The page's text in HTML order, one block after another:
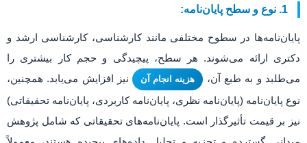
1. نوع و سطح پایان‌نامه:
پایان‌نامه‌ها در سطوح مختلفی مانند کارشناسی، کارشناسی ارشد و
دکتری ارائه می‌شوند. هر سطح، پیچیدگی و حجم کار بیشتری را
می‌طلبد و به طبع آن،
هزینه انجام آن
نیز افزایش می‌یابد. همچنین،
نوع پایان‌نامه (پایان‌نامه نظری، پایان‌نامه کاربردی، پایان‌نامه تحقیقاتی)
نیز بر قیمت تأثیرگذار است. پایان‌نامه‌های تحقیقاتی که شامل پژوهش